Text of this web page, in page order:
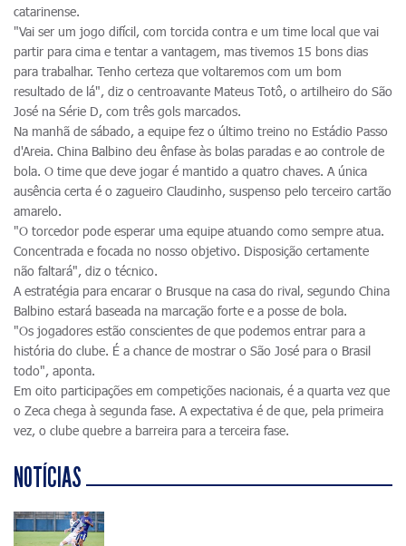
catarinense.
"Vai ser um jogo difícil, com torcida contra e um time local que vai
partir para cima e tentar a vantagem, mas tivemos 15 bons dias
para trabalhar. Tenho certeza que voltaremos com um bom
resultado de lá", diz o centroavante Mateus Totô, o artilheiro do São
José na Série D, com três gols marcados.
Na manhã de sábado, a equipe fez o último treino no Estádio Passo
d'Areia. China Balbino deu ênfase às bolas paradas e ao controle de
bola. O time que deve jogar é mantido a quatro chaves. A única
ausência certa é o zagueiro Claudinho, suspenso pelo terceiro cartão
amarelo.
"O torcedor pode esperar uma equipe atuando como sempre atua.
Concentrada e focada no nosso objetivo. Disposição certamente
não faltará", diz o técnico.
A estratégia para encarar o Brusque na casa do rival, segundo China
Balbino estará baseada na marcação forte e a posse de bola.
"Os jogadores estão conscientes de que podemos entrar para a
história do clube. É a chance de mostrar o São José para o Brasil
todo", aponta.
Em oito participações em competições nacionais, é a quarta vez que
o Zeca chega à segunda fase. A expectativa é de que, pela primeira
vez, o clube quebre a barreira para a terceira fase.
NOTÍCIAS